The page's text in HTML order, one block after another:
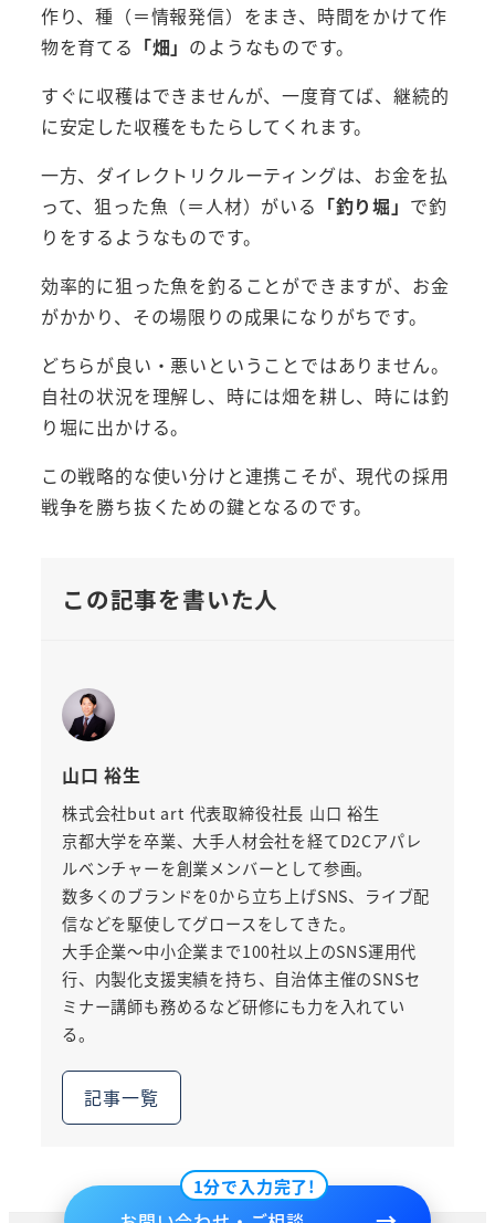
作り、種（＝情報発信）をまき、時間をかけて作
物を育てる 「畑」 のようなものです。
すぐに収穫はできませんが、一度育てば、継続的
に安定した収穫をもたらしてくれます。
一方、ダイレクトリクルーティングは、お金を払
って、狙った魚（＝人材）がいる 「釣り堀」 で釣
りをするようなものです。
効率的に狙った魚を釣ることができますが、お金
がかかり、その場限りの成果になりがちです。
どちらが良い・悪いということではありません。
自社の状況を理解し、時には畑を耕し、時には釣
り堀に出かける。
この戦略的な使い分けと連携こそが、現代の採用
戦争を勝ち抜くための鍵となるのです。
この記事を書いた人
山口 裕生
株式会社but art 代表取締役社長 山口 裕生
京都大学を卒業、大手人材会社を経てD2Cアパレ
ルベンチャーを創業メンバーとして参画。
数多くのブランドを0から立ち上げSNS、ライブ配
信などを駆使してグロースをしてきた。
大手企業～中小企業まで100社以上のSNS運用代
行、内製化支援実績を持ち、自治体主催のSNSセ
ミナー講師も務めるなど研修にも力を入れてい
る。
記事一覧
1分で入力完了!